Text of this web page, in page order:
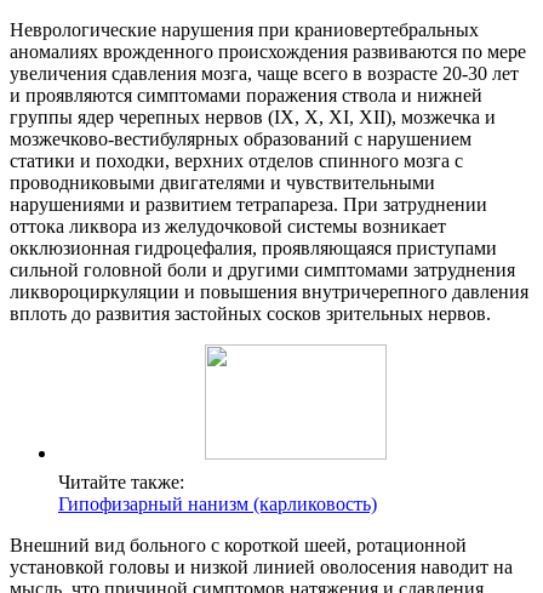
Неврологические нарушения при краниовертебральных
аномалиях врожденного происхождения развиваются по мере
увеличения сдавления мозга, чаще всего в возрасте 20-30 лет
и проявляются симптомами поражения ствола и нижней
группы ядер черепных нервов (IX, X, XI, XII), мозжечка и
мозжечково-вестибулярных образований с нарушением
статики и походки, верхних отделов спинного мозга с
проводниковыми двигателями и чувствительными
нарушениями и развитием тетрапареза. При затруднении
оттока ликвора из желудочковой системы возникает
окклюзионная гидроцефалия, проявляющаяся приступами
сильной головной боли и другими симптомами затруднения
ликвороциркуляции и повышения внутричерепного давления
вплоть до развития застойных сосков зрительных нервов.
Читайте также:
Гипофизарный нанизм (карликовость)
Внешний вид больного с короткой шеей, ротационной
установкой головы и низкой линией оволосения наводит на
мысль, что причиной симптомов натяжения и сдавления